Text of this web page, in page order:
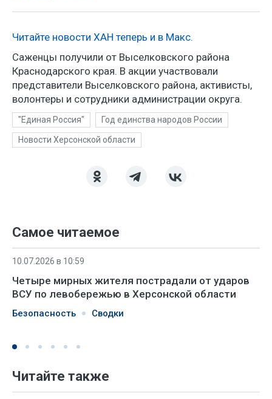
Читайте новости ХАН теперь и в Макс.
Саженцы получили от Выселковского района
Краснодарского края. В акции участвовали
представители Выселковского района, активисты,
волонтеры и сотрудники администрации округа.
"Единая Россия" Год единства народов России
Новости Херсонской области
Самое читаемое
10.07.2026 в 10:59
Четыре мирных жителя пострадали от ударов
ВСУ по левобережью в Херсонской области
Безопасность Сводки
Читайте также